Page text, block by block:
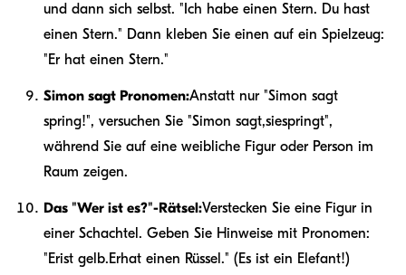
und dann sich selbst. "Ich habe einen Stern. Du hast
einen Stern." Dann kleben Sie einen auf ein Spielzeug:
"Er hat einen Stern."
Simon sagt Pronomen:Anstatt nur "Simon sagt
spring!", versuchen Sie "Simon sagt,siespringt",
während Sie auf eine weibliche Figur oder Person im
Raum zeigen.
Das "Wer ist es?"-Rätsel:Verstecken Sie eine Figur in
einer Schachtel. Geben Sie Hinweise mit Pronomen:
"Erist gelb.Erhat einen Rüssel." (Es ist ein Elefant!)